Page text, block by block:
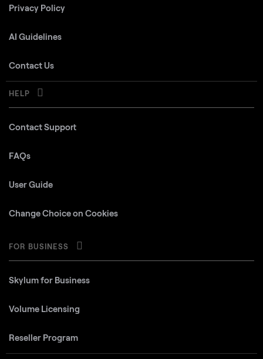
Privacy Policy
AI Guidelines
Contact Us
HELP
Contact Support
FAQs
User Guide
Change Choice on Cookies
FOR BUSINESS
Skylum for Business
Volume Licensing
Reseller Program